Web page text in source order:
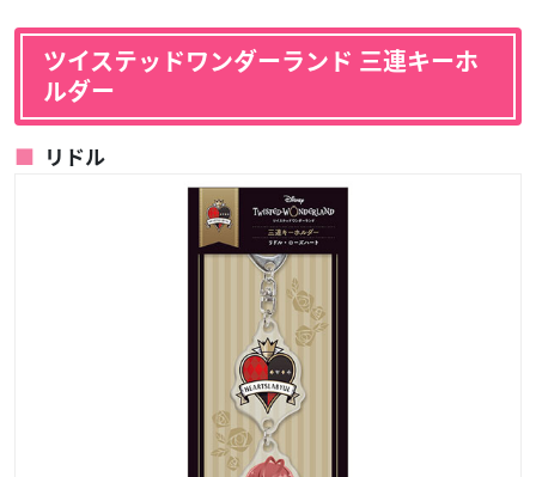
ツイステッドワンダーランド 三連キーホ
ルダー
リドル